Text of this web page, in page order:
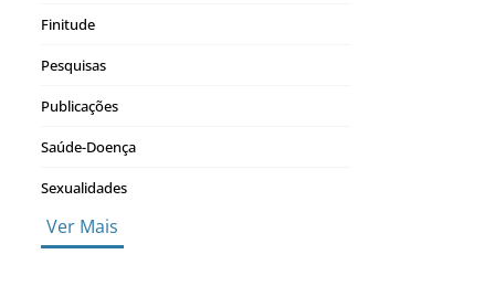
Finitude
Pesquisas
Publicações
Saúde-Doença
Sexualidades
Ver Mais